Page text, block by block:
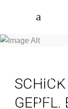
IN
GEPFL.